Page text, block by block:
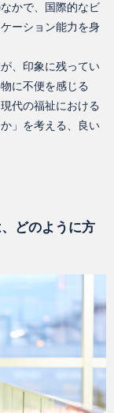
かで、国際的なビ
ーション能力を身
、印象に残ってい
に不便を感じる
代の福祉における
」を考える、良い
どのように方